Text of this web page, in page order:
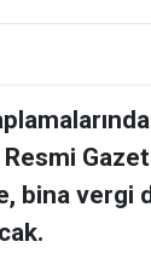
bina vergi